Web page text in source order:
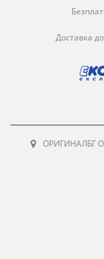
Доставка
ОРИГИНАЛБГ